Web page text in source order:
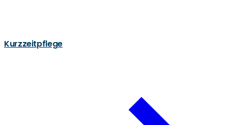
Kurzzeitpflege